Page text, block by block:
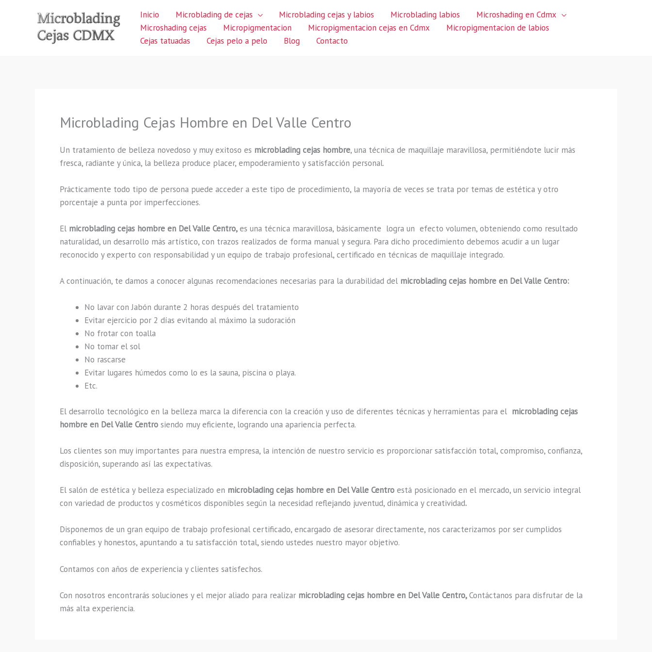
Inicio Microblading de cejas Microblading cejas y labios Microblading labios
Microshading en Cdmx
Microshading cejas
Micropigmentacion Micropigmentacion cejas en Cdmx
Micropigmentacion de labios
Cejas tatuadas
Cejas pelo a pelo Blog Contacto
Microblading Cejas Hombre en Del Valle Centro
Un tratamiento de belleza novedoso y muy exitoso es microblading cejas hombre, una técnica de maquillaje maravillosa, permitiéndote lucir más
fresca, radiante y única, la belleza produce placer, empoderamiento y satisfacción personal.
Prácticamente todo tipo de persona puede acceder a este tipo de procedimiento, la mayoría de veces se trata por temas de estética y otro
porcentaje a punta por imperfecciones.
El microblading cejas hombre en Del Valle Centro,es una técnica maravillosa, básicamente logra un efecto volumen, obteniendo como resultado
naturalidad, un desarrollo más artístico, con trazos realizados de forma manual y segura. Para dicho procedimiento debemos acudir a un lugar
reconocido y experto con responsabilidad y un equipo de trabajo profesional, certificado en técnicas de maquillaje integrado.
A continuación, te damos a conocer algunas recomendaciones necesarias para la durabilidad del microblading cejas hombre en Del Valle Centro:
No lavar con Jabón durante 2 horas después del tratamiento
Evitar ejercicio por 2 días evitando al máximo la sudoración
No frotar con toalla
No tomar el sol
No rascarse
Evitar lugares húmedos como lo es la sauna, piscina o playa.
Etc.
El desarrollo tecnológico en la belleza marca la diferencia con la creación y uso de diferentes técnicas y herramientas para el microblading cejas
hombre en Del Valle Centro siendo muy eficiente, logrando una apariencia perfecta.
Los clientes son muy importantes para nuestra empresa, la intención de nuestro servicio es proporcionar satisfacción total, compromiso, confianza,
disposición, superando así las expectativas.
El salón de estética y belleza especializado en microblading cejas hombre en Del Valle Centro está posicionado en el mercado, un servicio integral
con variedad de productos y cosméticos disponibles según la necesidad reflejando juventud, dinámica y creatividad.
Disponemos de un gran equipo de trabajo profesional certificado, encargado de asesorar directamente, nos caracterizamos por ser cumplidos
confiables y honestos, apuntando a tu satisfacción total, siendo ustedes nuestro mayor objetivo.
Contamos con años de experiencia y clientes satisfechos.
Con nosotros encontrarás soluciones y el mejor aliado para realizar microblading cejas hombre en Del Valle Centro,Contáctanos para disfrutar de la
más alta experiencia.